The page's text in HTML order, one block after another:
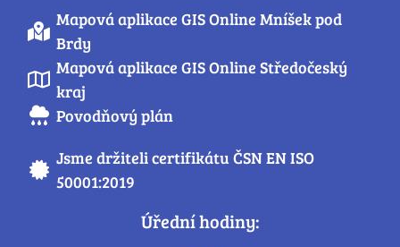
Mapová aplikace GIS Online Mníšek pod
Brdy
Mapová aplikace GIS Online Středočeský
kraj
Povodňový plán
Jsme držiteli certifikátu ČSN EN ISO
50001:2019
Úřední hodiny: